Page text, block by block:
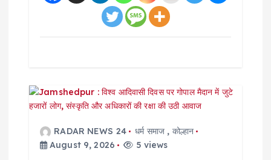
RADAR NEWS 24 धर्म समाज , कोल्हान
August 9, 2026
5 views